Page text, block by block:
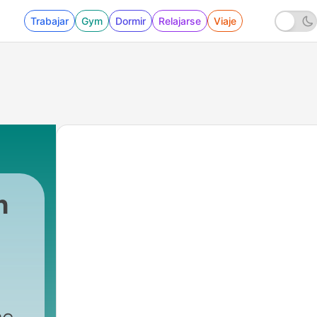
Trabajar Gym Dormir Relajarse Viaje